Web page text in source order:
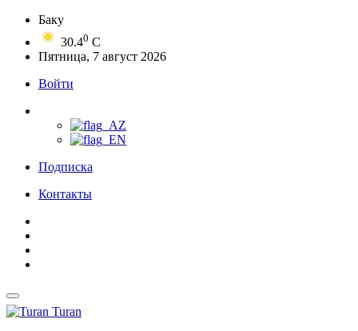
Баку
30.40 C
Пятница, 7 август 2026
Войти
Подписка
Контакты
Turan